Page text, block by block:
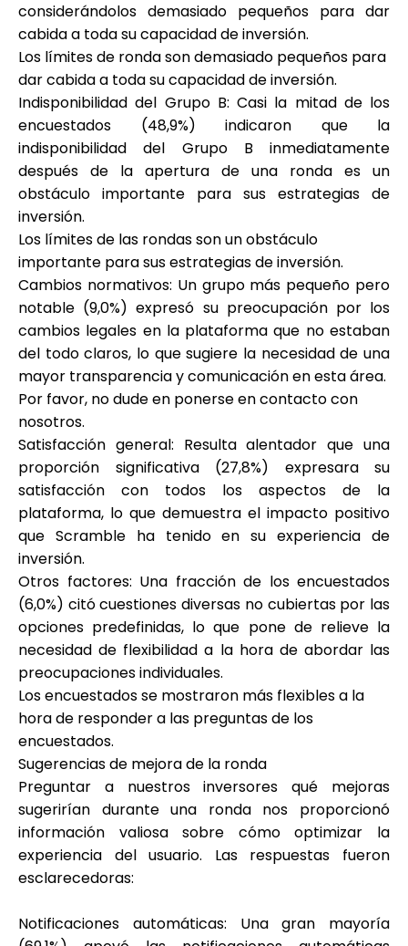
ask@scrambleup.com
+372 712 2955
considerándolos demasiado pequeños para dar
cabida a toda su capacidad de inversión.
Los límites de ronda son demasiado pequeños para
dar cabida a toda su capacidad de inversión.
Indisponibilidad del Grupo B: Casi la mitad de los
encuestados (48,9%) indicaron que la
indisponibilidad del Grupo B inmediatamente
después de la apertura de una ronda es un
obstáculo importante para sus estrategias de
inversión.
Los límites de las rondas son un obstáculo
importante para sus estrategias de inversión.
Cambios normativos: Un grupo más pequeño pero
notable (9,0%) expresó su preocupación por los
cambios legales en la plataforma que no estaban
del todo claros, lo que sugiere la necesidad de una
mayor transparencia y comunicación en esta área.
Por favor, no dude en ponerse en contacto con
nosotros.
Satisfacción general: Resulta alentador que una
proporción significativa (27,8%) expresara su
satisfacción con todos los aspectos de la
plataforma, lo que demuestra el impacto positivo
que Scramble ha tenido en su experiencia de
inversión.
Otros factores: Una fracción de los encuestados
(6,0%) citó cuestiones diversas no cubiertas por las
opciones predefinidas, lo que pone de relieve la
necesidad de flexibilidad a la hora de abordar las
preocupaciones individuales.
Los encuestados se mostraron más flexibles a la
hora de responder a las preguntas de los
encuestados.
Sugerencias de mejora de la ronda
Preguntar a nuestros inversores qué mejoras
sugerirían durante una ronda nos proporcionó
información valiosa sobre cómo optimizar la
experiencia del usuario. Las respuestas fueron
esclarecedoras:
Notificaciones automáticas: Una gran mayoría